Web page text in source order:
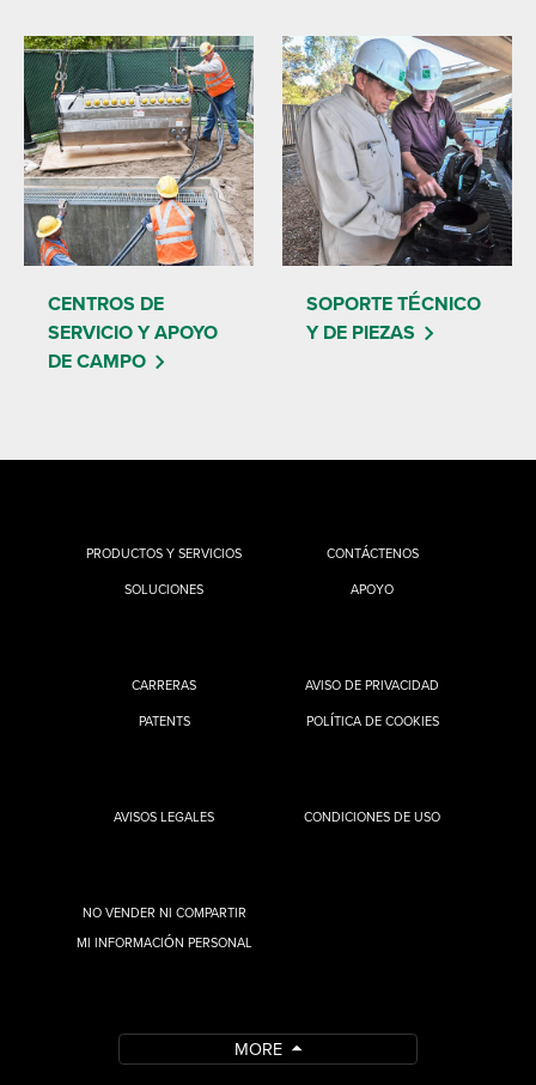
CENTROS DE
SERVICIO Y APOYO
DE CAMPO
SOPORTE TÉCNICO
Y DE PIEZAS
PRODUCTOS Y SERVICIOS
SOLUCIONES
CONTÁCTENOS
APOYO
CARRERAS
PATENTS
AVISO DE PRIVACIDAD
POLÍTICA DE COOKIES
AVISOS LEGALES CONDICIONES DE USO
NO VENDER NI COMPARTIR
MI INFORMACIÓN PERSONAL
MORE